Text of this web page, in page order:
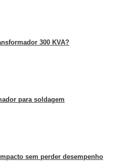
300 KVA?
para soldagem
sem perder desempenho